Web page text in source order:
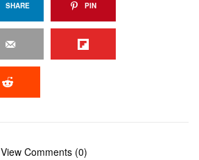
SHARE PIN
View Comments (0)